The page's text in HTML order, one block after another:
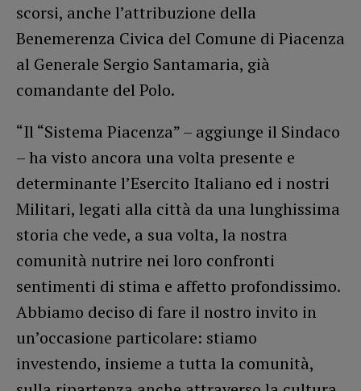
scorsi, anche l’attribuzione della
Benemerenza Civica del Comune di Piacenza
al Generale Sergio Santamaria, già
comandante del Polo.
“Il “Sistema Piacenza” – aggiunge il Sindaco
– ha visto ancora una volta presente e
determinante l’Esercito Italiano ed i nostri
Militari, legati alla città da una lunghissima
storia che vede, a sua volta, la nostra
comunità nutrire nei loro confronti
sentimenti di stima e affetto profondissimo.
Abbiamo deciso di fare il nostro invito in
un’occasione particolare: stiamo
investendo, insieme a tutta la comunità,